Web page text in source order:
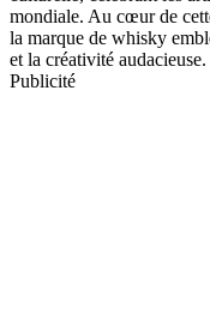
mondiale. Au cœur de
la marque de whisky
et la créativité audacieuse.
Publicité